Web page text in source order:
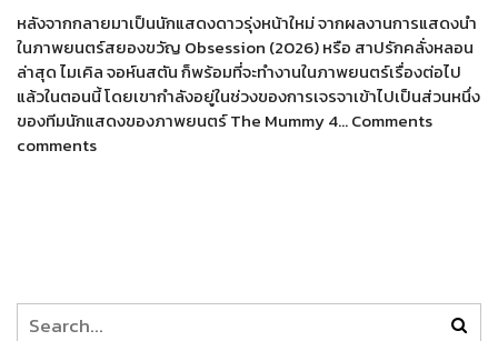
หลังจากกลายมาเป็นนักแสดงดาวรุ่งหน้าใหม่ จากผลงานการแสดงนำ
ในภาพยนตร์สยองขวัญ Obsession (2026) หรือ สาปรักคลั่งหลอน
ล่าสุด ไมเคิล จอห์นสตัน ก็พร้อมที่จะทำงานในภาพยนตร์เรื่องต่อไป
แล้วในตอนนี้ โดยเขากำลังอยู่ในช่วงของการเจรจาเข้าไปเป็นส่วนหนึ่ง
ของทีมนักแสดงของภาพยนตร์ The Mummy 4… Comments
comments